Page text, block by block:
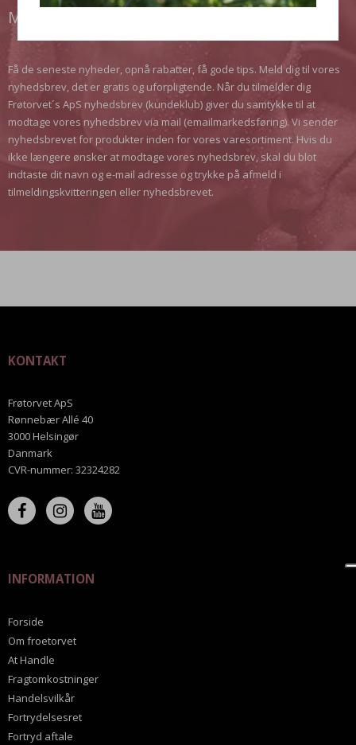
MODTAG VORES NYHEDSBREV
Få de seneste nyheder, opnå rabatter, få gode tips. Meld dig til vores
nyhedsbrev, det er gratis og uforpligtende. Når du tilmelder dig
Frøtorvet´s ApS nyhedsbrev (kundeklub) giver du samtykke til at
modtage vores nyhedsbrev via mail (emailmarkedsføring). Vi sender
nyhedsbrevet for produkter inden for vores varesortiment. Hvis du
ikke længere ønsker at modtage vores nyhedsbrev, skal du blot
indtaste dit navn og e-mail adresse og trykke på afmeld i
tilmeldingskvitteringen eller nyhedsbrevet.
KONTAKT
Frøtorvet ApS
Rønnebær Allé 40
3000 Helsingør
Danmark
CVR-nummer: 32324282
INFORMATION
Forside
Om froetorvet
At Handle
Fragtomkostninger
Handelsvilkår
Fortrydelsesret
Fortryd aftale